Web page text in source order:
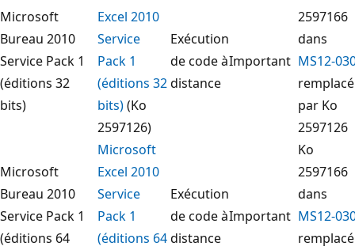
Microsoft
Bureau 2010
Service Pack 1
(éditions 32
bits)
Excel 2010
Service
Pack 1
(éditions 32
bits)(Ko
2597126)
Exécution
de code à
distance
Important
2597166
dans
MS12-
remplacé
par Ko
2597126
Microsoft
Bureau 2010
Service Pack 1
(éditions 64
Microsoft
Excel 2010
Service
Pack 1
(éditions 64
Exécution
de code à
distance
Important
Ko
2597166
dans
MS12-
remplacé